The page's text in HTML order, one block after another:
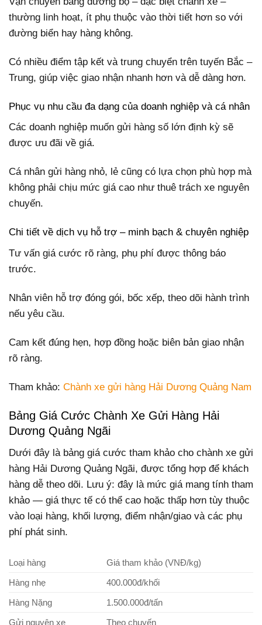
thường linh hoạt, ít phụ thuộc vào thời tiết hơn so với
đường biển hay hàng không.
Có nhiều điểm tập kết và trung chuyển trên tuyến Bắc –
Trung, giúp việc giao nhận nhanh hơn và dễ dàng hơn.
Phục vụ nhu cầu đa dạng của doanh nghiệp và cá nhân
Các doanh nghiệp muốn gửi hàng số lớn định kỳ sẽ
được ưu đãi về giá.
Cá nhân gửi hàng nhỏ, lẻ cũng có lựa chọn phù hợp mà
không phải chịu mức giá cao như thuê trách xe nguyên
chuyến.
Chi tiết về dịch vụ hỗ trợ – minh bạch & chuyên nghiệp
Tư vấn giá cước rõ ràng, phụ phí được thông báo
trước.
Nhân viên hỗ trợ đóng gói, bốc xếp, theo dõi hành trình
nếu yêu cầu.
Cam kết đúng hẹn, hợp đồng hoặc biên bản giao nhận
rõ ràng.
Tham khảo: Chành xe gửi hàng Hải Dương Quảng Nam
Bảng Giá Cước Chành Xe Gửi Hàng Hải
Dương Quảng Ngãi
Dưới đây là bảng giá cước tham khảo cho chành xe gửi
hàng Hải Dương Quảng Ngãi, được tổng hợp để khách
hàng dễ theo dõi. Lưu ý: đây là mức giá mang tính tham
khảo — giá thực tế có thể cao hoặc thấp hơn tùy thuộc
vào loại hàng, khối lượng, điểm nhận/giao và các phụ
phí phát sinh.
Loại hàng
Giá tham khảo (VNĐ/kg)
Hàng nhẹ
400.000đ/khối
Hàng Nặng
1.500.000đ/tấn
Gửi nguyên xe
Theo chuyến